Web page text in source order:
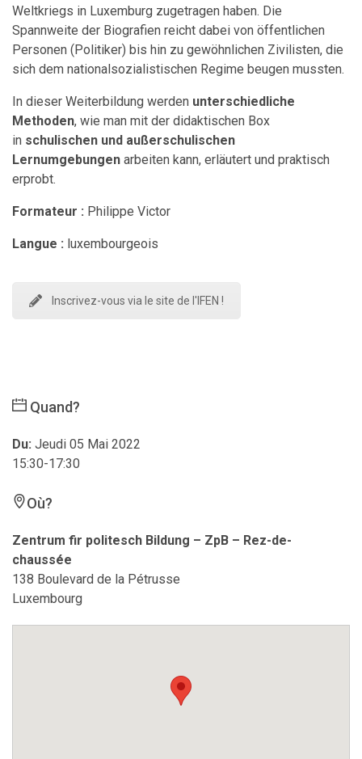
Weltkriegs in Luxemburg zugetragen haben. Die
Spannweite der Biografien reicht dabei von öffentlichen
Personen (Politiker) bis hin zu gewöhnlichen Zivilisten, die
sich dem nationalsozialistischen Regime beugen mussten.
In dieser Weiterbildung werden unterschiedliche
Methoden, wie man mit der didaktischen Box
in schulischen und außerschulischen
Lernumgebungen arbeiten kann, erläutert und praktisch
erprobt.
Formateur : Philippe Victor
Langue : luxembourgeois
Inscrivez-vous via le site de l'IFEN !
Quand?
Du: Jeudi 05 Mai 2022
15:30-17:30
Où?
Zentrum fir politesch Bildung – ZpB – Rez-de-
chaussée
138 Boulevard de la Pétrusse
Luxembourg